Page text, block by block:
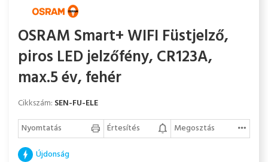
OSRAM Smart+ WIFI Füstjelző,
piros LED jelzőfény, CR123A,
max.5 év, fehér
Cikkszám: SEN-FU-ELE
Nyomtatás
Értesítés
Megosztás
Újdonság